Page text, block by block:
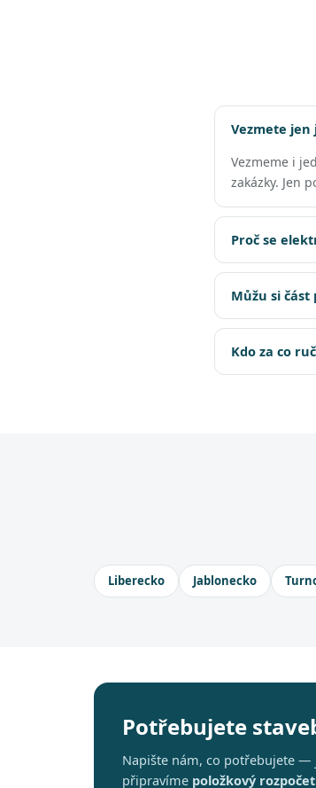
Vezmete
Vezmeme i
zakázky. Jen
Proč se
Můžu si část
Kdo za co
Liberecko Jablonecko
Potřebujete
Napište nám, co potřebujete —
připravíme položkový rozpočet